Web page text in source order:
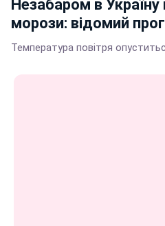
Незабаром в Україну
морози: відомий
Температура повітря